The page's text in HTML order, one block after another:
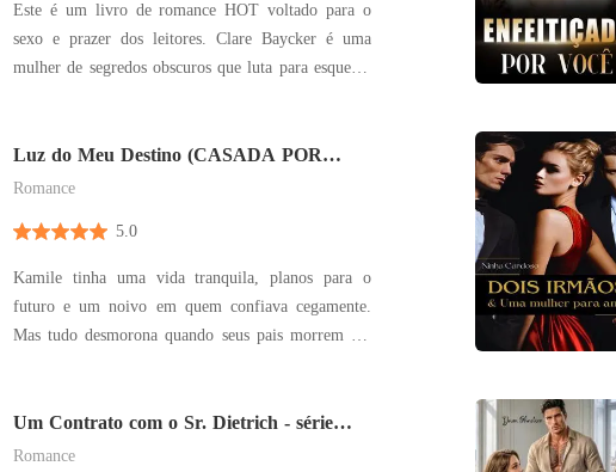
Este é um livro de romance HOT voltado para o
sexo e prazer dos leitores. Clare Baycker é uma
mulher de segredos obscuros que luta para esquece-
empresa de publicidade de prestígio como estagiária
e junto
Luz do Meu Destino (CASADA POR
CONTRATO COM O VIÚVO)
Romance
5.0
Kamile tinha uma vida tranquila, planos para o
futuro e um noivo em quem confiava cegamente.
Mas tudo desmorona quando seus pais morrem em
não apenas sua herança, mas também sua
dignidade. Sem dinheiro, se
Um Contrato com o Sr. Dietrich - série
CEOs Apaixonados
Romance